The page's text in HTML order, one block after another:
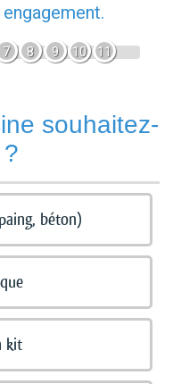
7 8 9 10 11
souhaitez-
béton)
kit